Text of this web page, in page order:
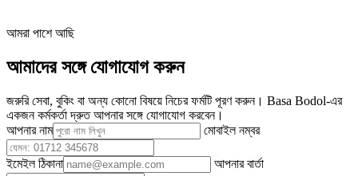
আমরা পাশে আছি
আমাদের সঙ্গে যোগাযোগ করুন
জরুরি সেবা, বুকিং বা অন্য কোনো বিষয়ে নিচের ফর্মটি পূরণ করুন। Basa Bodol-এর
একজন কর্মকর্তা দ্রুত আপনার সঙ্গে যোগাযোগ করবেন।
আপনার নাম
মোবাইল নম্বর
ইমেইল ঠিকানা আপনার বার্তা